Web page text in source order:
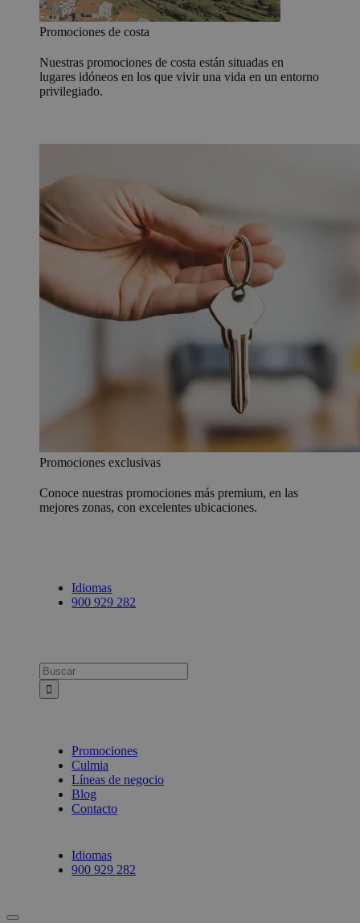
Promociones de costa
Nuestras promociones de costa están situadas en
lugares idóneos en los que vivir una vida en un entorno
privilegiado.
Promociones exclusivas
Conoce nuestras promociones más premium, en las
mejores zonas, con excelentes ubicaciones.
Idiomas
900 929 282
Busca:
Promociones
Culmia
Líneas de negocio
Blog
Contacto
Idiomas
900 929 282